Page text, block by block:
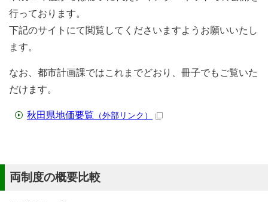
行っております。
下記のサイトにて閲覧してくださいますようお願いいたし
ます。
なお、都市計画課ではこれまでどおり、冊子でもご覧いた
だけます。
秋田県地価要覧 （外部リンク）
両制度の概要比較